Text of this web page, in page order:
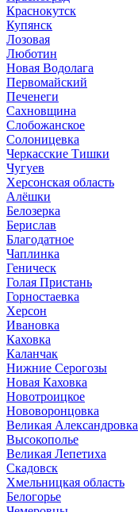
Краснокутск
Купянск
Лозовая
Люботин
Новая Водолага
Первомайский
Печенеги
Сахновщина
Слобожанское
Солоницевка
Черкасские Тишки
Чугуев
Херсонская область
Алёшки
Белозерка
Берислав
Благодатное
Чаплинка
Геническ
Голая Пристань
Горностаевка
Херсон
Ивановка
Каховка
Каланчак
Нижние Серогозы
Новая Каховка
Новотроицкое
Нововоронцовка
Великая Александровка
Высокополье
Великая Лепетиха
Скадовск
Хмельницкая область
Белогорье